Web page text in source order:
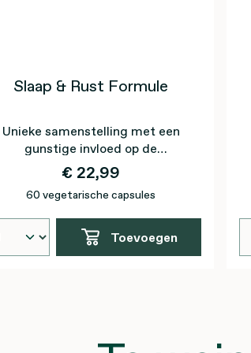
Slaap & Rust Formule
Unieke samenstelling met een
gunstige invloed op de
slaapfunctie* door de toevoeging
van valeriaan
€ 22,99
60 vegetarische capsules
Toevoegen